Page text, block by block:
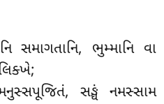
સમાગતાનિ, ભુમ્માનિ વા
સઙ્ઘં નમસ્સામ